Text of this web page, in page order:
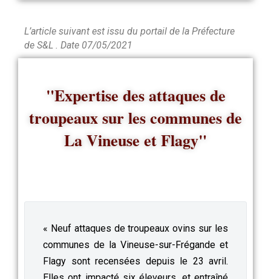
L’article suivant est issu du portail de la Préfecture
de S&L . Date 07/05/2021
"Expertise des attaques de
troupeaux sur les communes de
La Vineuse et Flagy"
« Neuf attaques de troupeaux ovins sur les
communes de la Vineuse-sur-Frégande et
Flagy sont recensées depuis le 23 avril.